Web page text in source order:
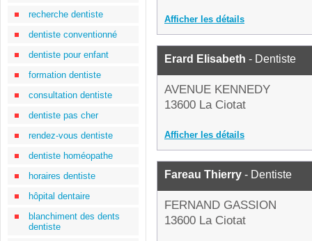
recherche dentiste
dentiste conventionné
dentiste pour enfant
formation dentiste
consultation dentiste
dentiste pas cher
rendez-vous dentiste
dentiste homéopathe
horaires dentiste
hôpital dentaire
blanchiment des dents
dentiste
Afficher les détails
Erard Elisabeth - Dentiste
AVENUE KENNEDY
13600 La Ciotat
Afficher les détails
Fareau Thierry - Dentiste
FERNAND GASSION
13600 La Ciotat